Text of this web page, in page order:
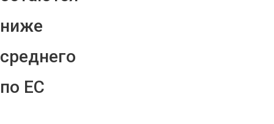
ниже
среднего
по ЕС